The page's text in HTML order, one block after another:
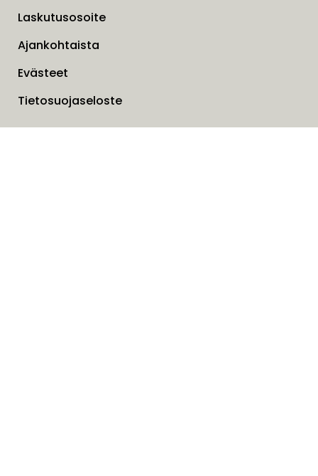
Laskutusosoite
Ajankohtaista
Evästeet
Tietosuojaseloste